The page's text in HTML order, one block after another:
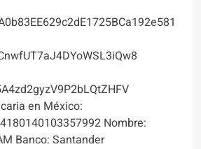
en México:
Nombre:
Banco: Santander